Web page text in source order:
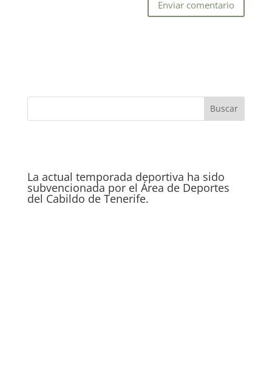
La actual temporada deportiva ha sido
subvencionada por el Área de Deportes
del Cabildo de Tenerife.